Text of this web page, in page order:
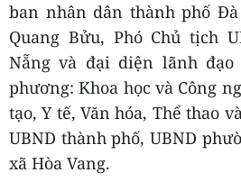
ban nhân dân thành phố
Quang Bửu, Phó Chủ tịch
Nẵng và đại diện lãnh đạo
phương: Khoa học và Công
tạo, Y tế, Văn hóa, Thể thao
UBND thành phố, UBND
xã Hòa Vang.